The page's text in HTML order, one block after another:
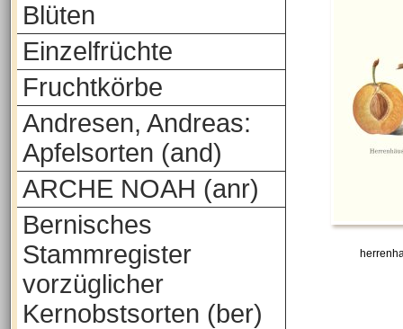
Blüten
Einzelfrüchte
Fruchtkörbe
Andresen, Andreas:
Apfelsorten (and)
ARCHE NOAH (anr)
Bernisches
Stammregister
vorzüglicher
Kernobstsorten (ber)